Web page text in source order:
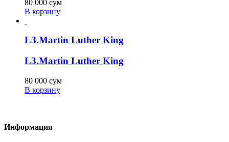
80 000 сум
В корзину
L3.Martin Luther King
L3.Martin Luther King
80 000 сум
В корзину
Информация